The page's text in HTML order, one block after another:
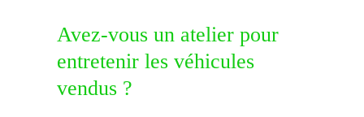
Avez-vous un atelier pour
entretenir les véhicules
vendus ?